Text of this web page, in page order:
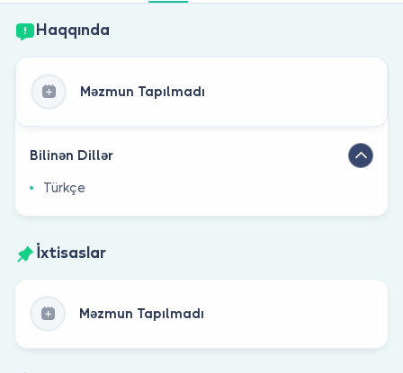
Haqqında
Məzmun Tapılmadı
Bilinən Dillər
Türkçe
İxtisaslar
Məzmun Tapılmadı